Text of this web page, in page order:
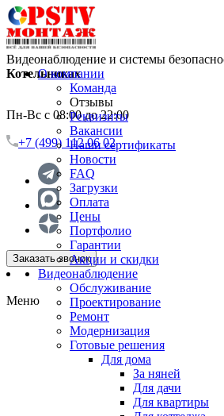
Видеонаблюдение и системы
Котельниках
Пн-Вс с 08:00 до 22:00
+7 (499) 112 06 02
Заказать звонок
Меню
О компании
Команда
Отзывы
Реквизиты
Вакансии
Наши сертификаты
Новости
FAQ
Загрузки
Оплата
Цены
Портфолио
Гарантии
Акции и скидки
Видеонаблюдение
Обслуживание
Проектирование
Ремонт
Модернизация
Готовые решения
Для дома
За няней
Для дачи
Для квартиры